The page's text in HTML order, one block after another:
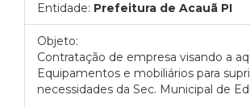
Entidade: Prefeitura de Acauã PI
Objeto:
Contratação de empresa visando a
Equipamentos e mobiliários para
necessidades da Sec. Municipal de